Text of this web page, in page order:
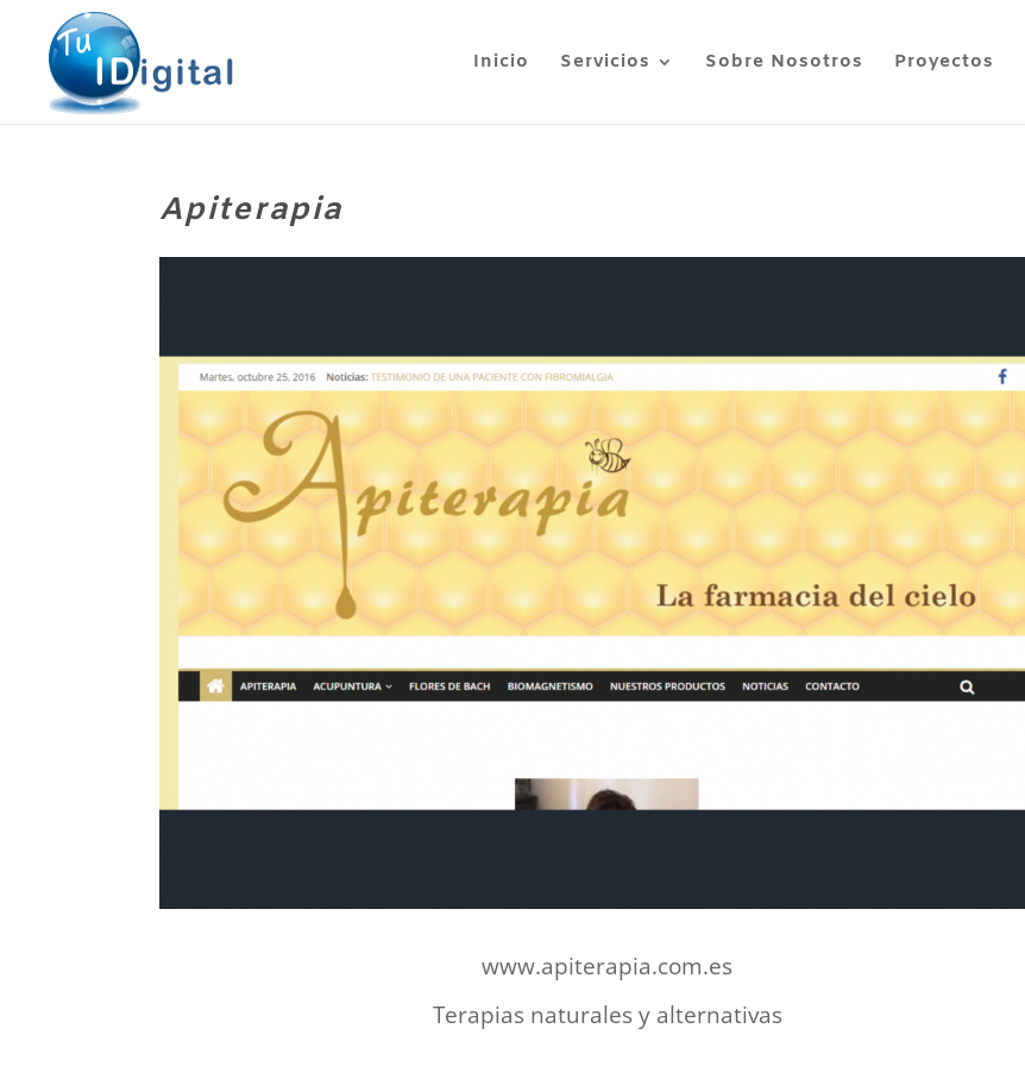
Inicio Servicios Sobre Nosotros Proyectos
Apiterapia
www.apiterapia.com.es
Terapias naturales y alternativas